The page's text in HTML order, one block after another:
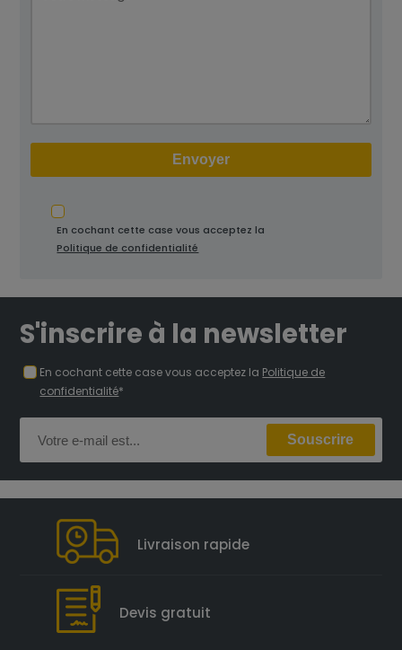
En cochant cette case vous acceptez la
Politique de confidentialité
S'inscrire à la newsletter
En cochant cette case vous acceptez la Politique de
confidentialité*
Livraison rapide
Devis gratuit